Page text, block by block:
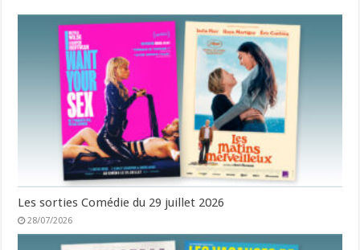
Les sorties Comédie du 29 juillet 2026
28/07/2026